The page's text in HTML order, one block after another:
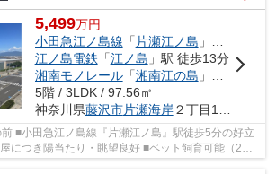
5,499万円
小田急江ノ島線 「 片瀬江ノ島 」駅 徒歩5分
江ノ島電鉄 「江ノ島 」駅 徒歩13分
湘南モノレール「湘南江の島 」駅 徒歩13分
5階 / 3LDK / 97.56㎡
神奈川県藤沢市片瀬海岸２丁目18-1
■小田急江ノ島線『片瀬江ノ島』駅徒歩5分の好立
につき陽当たり・眺望良好 ■ペット飼育可能（2匹